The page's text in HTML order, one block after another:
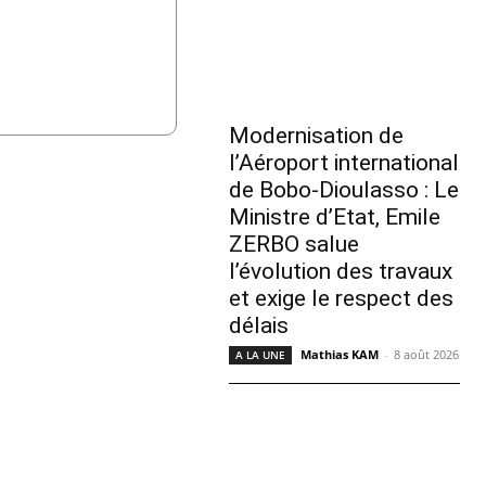
Modernisation de
l’Aéroport international
de Bobo-Dioulasso : Le
Ministre d’Etat, Emile
ZERBO salue
l’évolution des travaux
et exige le respect des
délais
A LA UNE Mathias KAM - 8 août 2026